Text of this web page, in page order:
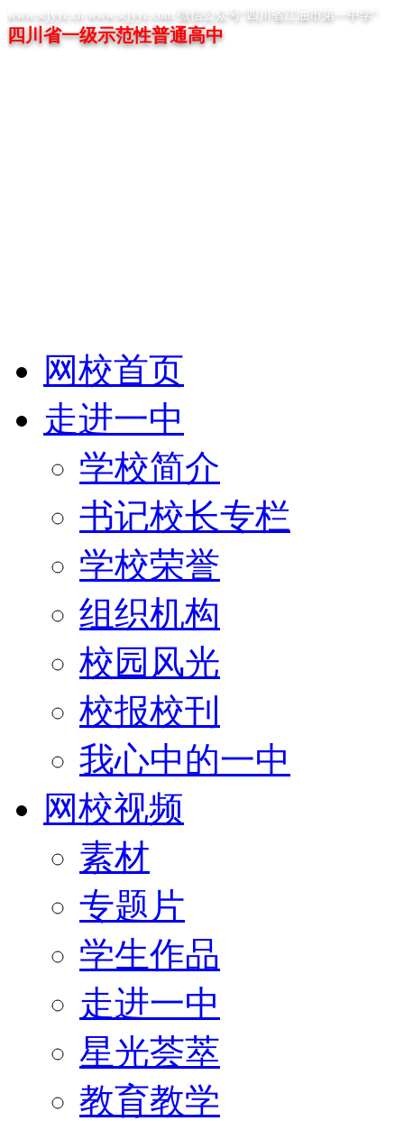
www.scjyyz.cn www.scjyyz.com 微信公众号“四川省江油市第一中学”
四川省一级示范性普通高中
网校首页
走进一中
学校简介
书记校长专栏
学校荣誉
组织机构
校园风光
校报校刊
我心中的一中
网校视频
素材
专题片
学生作品
走进一中
星光荟萃
教育教学